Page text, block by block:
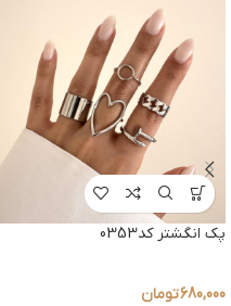
پک انگشتر کد0353
680,000تومان